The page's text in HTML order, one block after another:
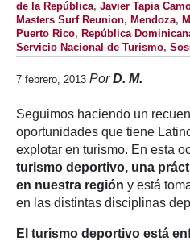
de la República, Javier Tapia
Masters Surf Reunion, Mendoza,
Puerto Rico, República
Servicio Nacional de Turismo,
7 febrero, 2013 PorD. M.
Seguimos haciendo un
oportunidades que tiene
explotar en turismo. En esta
turismo deportivo, una
en nuestra región y está
en las distintas disciplinas
El turismo deportivo está